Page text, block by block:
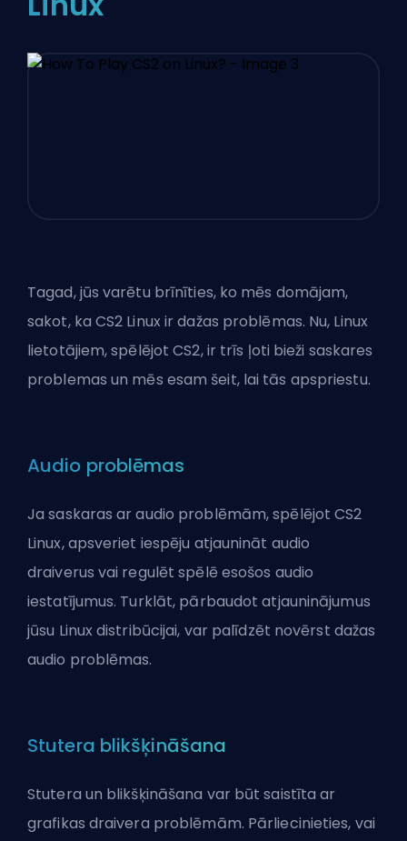
Tagad, jūs varētu brīnīties, ko mēs domājam,
sakot, ka CS2 Linux ir dažas problēmas. Nu, Linux
lietotājiem, spēlējot CS2, ir trīs ļoti bieži saskares
problemas un mēs esam šeit, lai tās apspriestu.
Audio problēmas
Ja saskaras ar audio problēmām, spēlējot CS2
Linux, apsveriet iespēju atjaunināt audio
draiverus vai regulēt spēlē esošos audio
iestatījumus. Turklāt, pārbaudot atjauninājumus
jūsu Linux distribūcijai, var palīdzēt novērst dažas
audio problēmas.
Stutera blikšķināšana
Stutera un blikšķināšana var būt saistīta ar
grafikas draivera problēmām. Pārliecinieties, vai